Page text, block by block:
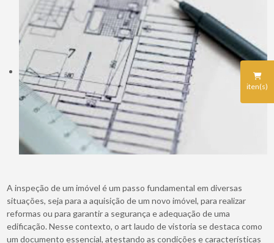
iten(s)
A inspeção de um imóvel é um passo fundamental em diversas
situações, seja para a aquisição de um novo imóvel, para realizar
reformas ou para garantir a segurança e adequação de uma
edificação. Nesse contexto, o art laudo de vistoria se destaca como
um documento essencial, atestando as condições e características